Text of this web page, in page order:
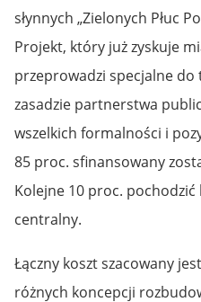
słynnych „Zielonych Płuc
Projekt, który już zyskuje
przeprowadzi specjalne do
zasadzie partnerstwa
wszelkich formalności i
85 proc. sfinansowany
Kolejne 10 proc.
centralny.
Łączny koszt szacowany
różnych koncepcji